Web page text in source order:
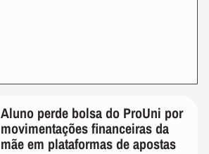
Aluno perde bolsa do ProUni por
movimentações financeiras da
mãe em plataformas de apostas